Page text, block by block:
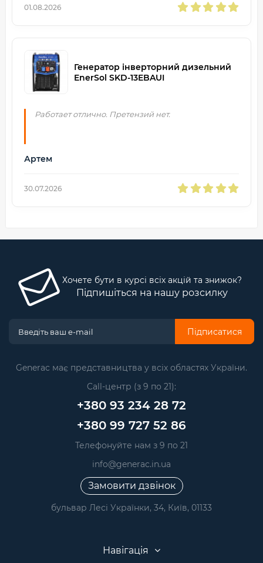
01.08.2026
Генератор інверторний дизельний
EnerSol SKD-13EBAUI
Работает отлично. Претензий нет.
Артем
30.07.2026
Хочете бути в курсі всіх акцій та знижок?
Підпишіться на нашу розсилку
Підписатися
Generac має представництва у всіх областях України.
Call-центр (з 9 по 21):
+380 93 234 28 72
+380 99 727 52 86
Телефонуйте нам з 9 по 21
info@generac.in.ua
Замовити дзвінок
бульвар Лесі Українки, 34, Київ, 01133
Навігація